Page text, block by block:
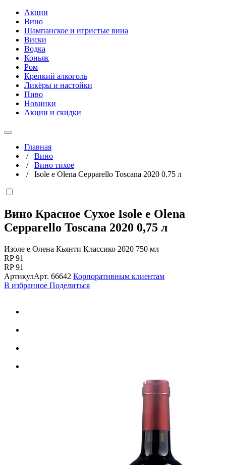
Акции
Вино
Шампанское и игристые вина
Виски
Водка
Коньяк
Ром
Крепкий алкоголь
Ликёры и настойки
Пиво
Новинки
Акции и скидки
Главная
/ Вино
/ Вино тихое
/ Isole e Olena Cepparello Toscana 2020 0.75 л
Вино Красное Сухое Isole e Olena
Cepparello Toscana 2020 0,75 л
Изоле е Олена Кьянти Классико 2020 750 мл
RP 91
RP 91
АртикулАрт. 66642 Корпоративным клиентам
В избранное Поделиться